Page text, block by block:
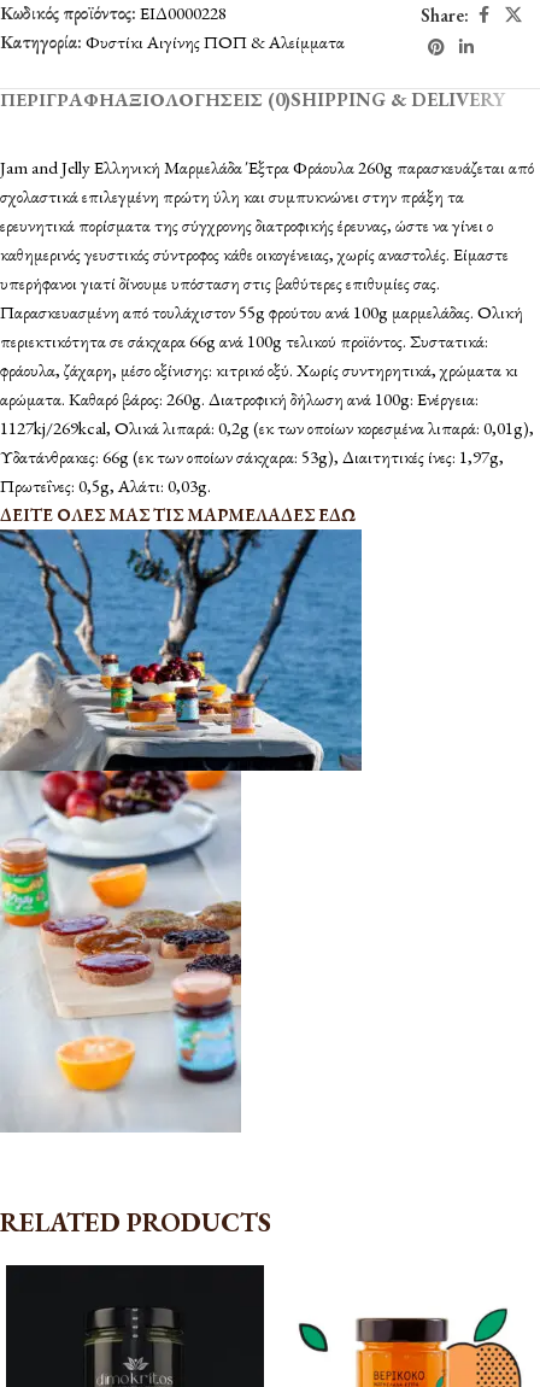
Κωδικός προϊόντος: ΕΙΔ0000228
Κατηγορία: Φυστίκι Αιγίνης ΠΟΠ & Αλείμματα
Share:
ΠΕΡΙΓΡΑΦΉΑΞΙΟΛΟΓΉΣΕΙΣ (0)SHIPPING & DELIVERY
Jam and Jelly Ελληνική Μαρμελάδα Έξτρα Φράουλα 260g παρασκευάζεται από
σχολαστικά επιλεγμένη πρώτη ύλη και συμπυκνώνει στην πράξη τα
ερευνητικά πορίσματα της σύγχρονης διατροφικής έρευνας, ώστε να γίνει ο
καθημερινός γευστικός σύντροφος κάθε οικογένειας, χωρίς αναστολές. Είμαστε
υπερήφανοι γιατί δίνουμε υπόσταση στις βαθύτερες επιθυμίες σας.
Παρασκευασμένη από τουλάχιστον 55g φρούτου ανά 100g μαρμελάδας. Ολική
περιεκτικότητα σε σάκχαρα 66g ανά 100g τελικού προϊόντος. Συστατικά:
φράουλα, ζάχαρη, μέσο οξίνισης: κιτρικό οξύ. Χωρίς συντηρητικά, χρώματα κι
αρώματα. Καθαρό βάρος: 260g. Διατροφική δήλωση ανά 100g: Ενέργεια:
1127kj/269kcal, Ολικά λιπαρά: 0,2g (εκ των οποίων κορεσμένα λιπαρά: 0,01g),
Υδατάνθρακες: 66g (εκ των οποίων σάκχαρα: 53g), Διαιτητικές ίνες: 1,97g,
Πρωτεΐνες: 0,5g, Αλάτι: 0,03g.
ΔΕΙΤΕ ΟΛΕΣ ΜΑΣ ΤΙΣ ΜΑΡΜΕΛΑΔΕΣ ΕΔΩ
RELATED PRODUCTS